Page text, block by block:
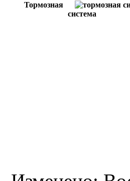
Тормозная
система